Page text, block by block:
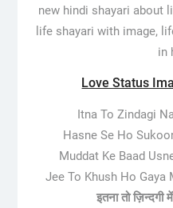
new hindi shayari about
life shayari with image,
in
Love Status
Itna To Zindagi
Hasne Se Ho
Muddat Ke Baad
Jee To Khush Ho Gaya
इतना तो